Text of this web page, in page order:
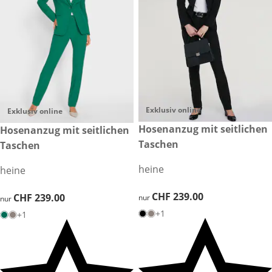
Exklusiv online
CHF 239.00
Hosenanzug mit seitlichen
Taschen
heine
CHF 239.00
nur CHF 239.00
+1
Exklusiv online
CHF 239.00
Hosenanzug mit seitlichen
Taschen
heine
CHF 239.00
nur CHF 239.00
+1